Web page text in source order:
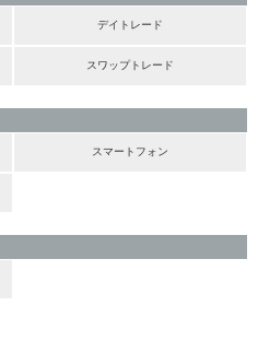
デイトレード
スワップトレード
スマートフォン